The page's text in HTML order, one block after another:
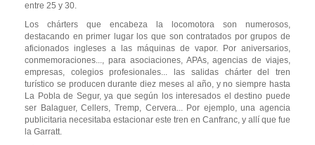
entre 25 y 30.
Los chárters que encabeza la locomotora son numerosos,
destacando en primer lugar los que son contratados por grupos de
aficionados ingleses a las máquinas de vapor. Por aniversarios,
conmemoraciones..., para asociaciones, APAs, agencias de viajes,
empresas, colegios profesionales... las salidas chárter del tren
turístico se producen durante diez meses al año, y no siempre hasta
La Pobla de Segur, ya que según los interesados el destino puede
ser Balaguer, Cellers, Tremp, Cervera... Por ejemplo, una agencia
publicitaria necesitaba estacionar este tren en Canfranc, y allí que fue
la Garratt.